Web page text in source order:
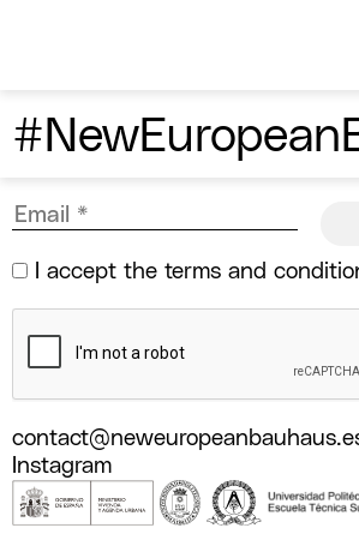
I accept the terms and
Instagram